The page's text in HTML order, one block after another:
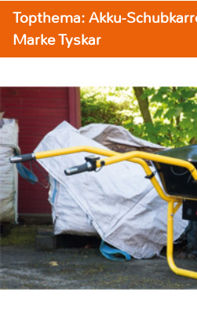
Topthema: Akku-
Marke Tyskar